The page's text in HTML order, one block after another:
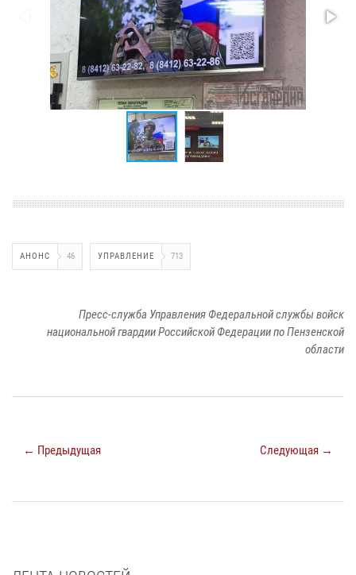
АНОНС 46 УПРАВЛЕНИЕ 713
Пресс-служба Управления Федеральной службы войск
национальной гвардии Российской Федерации по Пензенской
области
← Предыдущая Следующая →